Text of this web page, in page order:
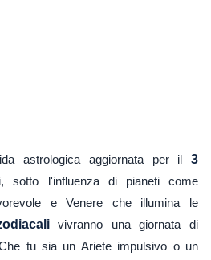
astrologica aggiornata per il 3
sotto l'influenza di pianeti come
e Venere che illumina le
vivranno una giornata di
tu sia un Ariete impulsivo o un